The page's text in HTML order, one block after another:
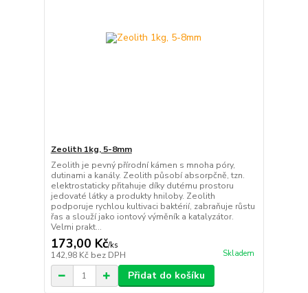
Zeolith 1kg, 5-8mm
Zeolith je pevný přírodní kámen s mnoha póry,
dutinami a kanály. Zeolith působí absorpčně, tzn.
elektrostaticky přitahuje díky dutému prostoru
jedovaté látky a produkty hniloby. Zeolith
podporuje rychlou kultivaci baktérií, zabraňuje růstu
řas a slouží jako iontový výměník a katalyzátor.
Velmi prakt...
173,00 Kč/ks
142,98 Kč bez DPH Skladem
Přidat do košíku